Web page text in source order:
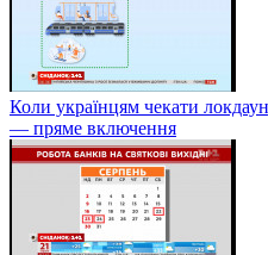
Коли українцям чекати
— пряме включення